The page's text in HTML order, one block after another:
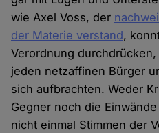
wie Axel Voss, der
der Materie verstand,
Verordnung
jeden netzaffinen Bürger
sich aufbrachten. Weder
Gegner noch die
nicht einmal Stimmen der